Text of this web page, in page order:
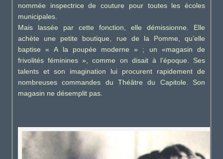
nommée inspectrice de couture pour toutes les écoles
municipales.
Mais lassée par cette fonction, elle démissionne. Elle
achète une petite boutique, rue de la Pomme, qu’elle
baptise « A la poupée moderne » ; un «magasin de
frivolités féminines », comme on disait à l’époque. Ses
talents et son imagination lui procurent rapidement de
nombreuses commandes du Théâtre du Capitole. Son
magasin ne désemplit pas.